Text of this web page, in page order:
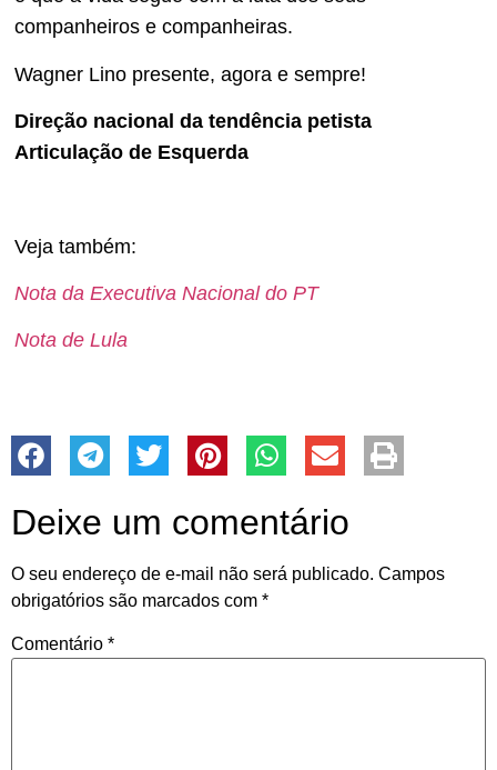
companheiros e companheiras.
Wagner Lino presente, agora e sempre!
Direção nacional da tendência petista
Articulação de Esquerda
Veja também:
Nota da Executiva Nacional do PT
Nota de Lula
Deixe um comentário
O seu endereço de e-mail não será publicado. Campos
obrigatórios são marcados com *
Comentário *